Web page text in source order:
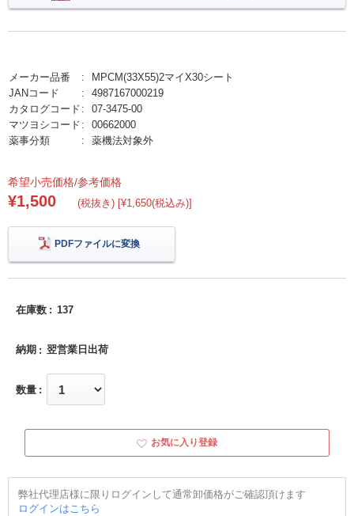
メーカー品番
MPCM(33X55)2マイX30シート
JANコード
4987167000219
カタログコード
07-3475-00
マツヨシコード
00662000
薬事分類
薬機法対象外
希望小売価格/参考価格
¥1,500 (税抜き) [¥1,650(税込み)]
PDFファイルに変換
在庫数 137
納期 翌営業日出荷
数量
お気に入り登録
弊社代理店様に限りログインして通常卸価格がご確認頂けます
ログインはこちら